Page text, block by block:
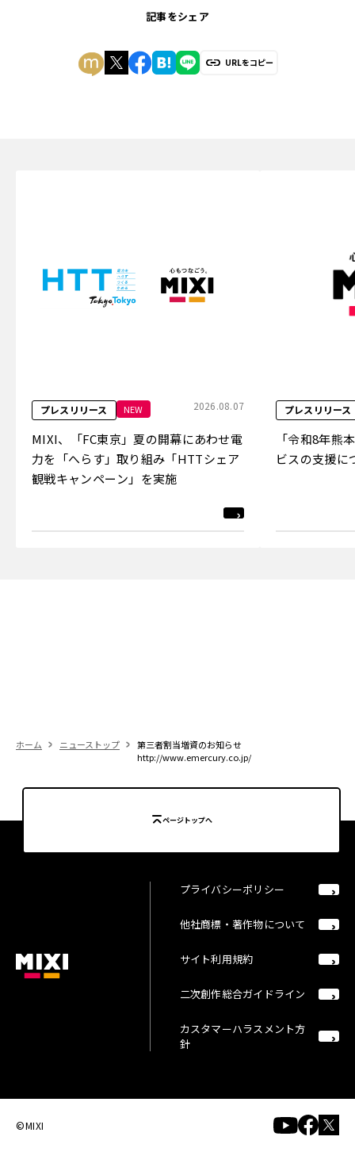
記事をシェア
URLをコピー
プレスリリース NEW 2026.08.07
MIXI、「FC東京」夏の開幕にあわせ電
力を「へらす」取り組み「HTTシェア
観戦キャンペーン」を実施
プレスリリース
「令和8年熊
ビスの支援に
ホーム ニューストップ
第三者割当増資のお知らせ
http://www.emercury.co.jp/
ページトップへ
プライバシーポリシー
他社商標・著作物について
サイト利用規約
二次創作総合ガイドライン
カスタマーハラスメント方
針
©MIXI